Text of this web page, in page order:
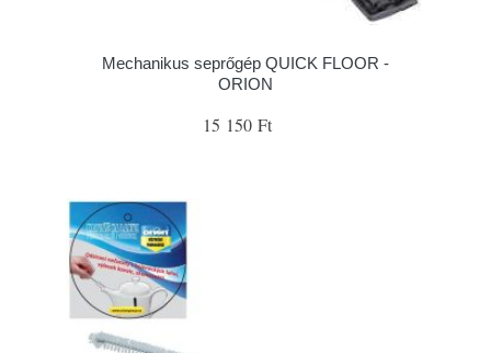
Mechanikus seprőgép QUICK FLOOR -
ORION
15 150 Ft